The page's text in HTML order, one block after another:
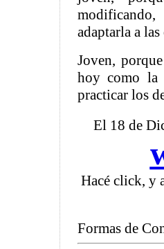
adaptarla a
Joven,
hoy como la
practicar los
El 18 de
Hacé click, y
Formas de